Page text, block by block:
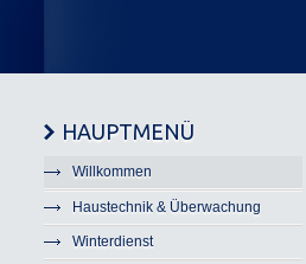
HAUPTMENÜ
Willkommen
Haustechnik & Überwachung
Winterdienst